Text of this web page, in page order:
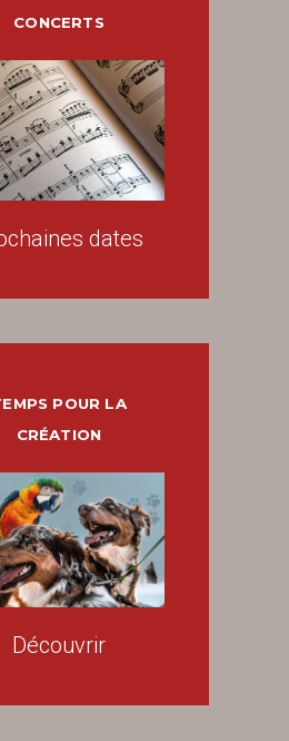
CONCERTS
dates
POUR LA
CRÉATION
Découvrir